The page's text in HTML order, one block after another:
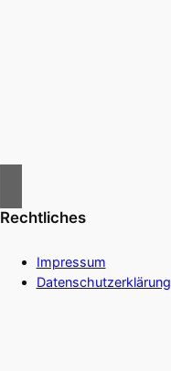
Rechtliches
Impressum
Datenschutzerklärung